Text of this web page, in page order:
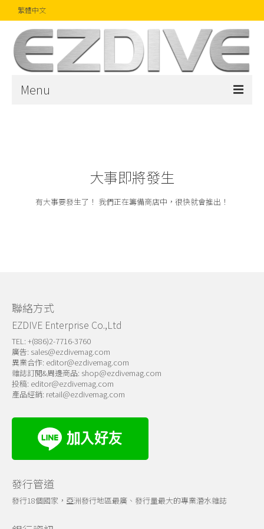
繁體中文
Menu
精品
大事即將發生
有大事要發生了！ 我們正在籌備商店中，很快就會推出！
聯絡方式
EZDIVE Enterprise Co.,Ltd
TEL: +(886)2-7716-3760
廣告: sales@ezdivemag.com
異業合作: editor@ezdivemag.com
雜誌訂閱&周邊商品: shop@ezdivemag.com
投稿: editor@ezdivemag.com
產品經銷: retail@ezdivemag.com
發行管道
發行18個國家，亞洲發行地區最廣、發行量最大的專業潛水雜誌